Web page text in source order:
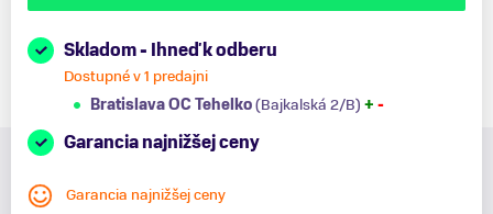
Skladom - Ihneď k odberu
Dostupné v 1 predajni
Bratislava OC Tehelko(Bajkalská 2/B) + -
Garancia najnižšej ceny
Garancia najnižšej ceny